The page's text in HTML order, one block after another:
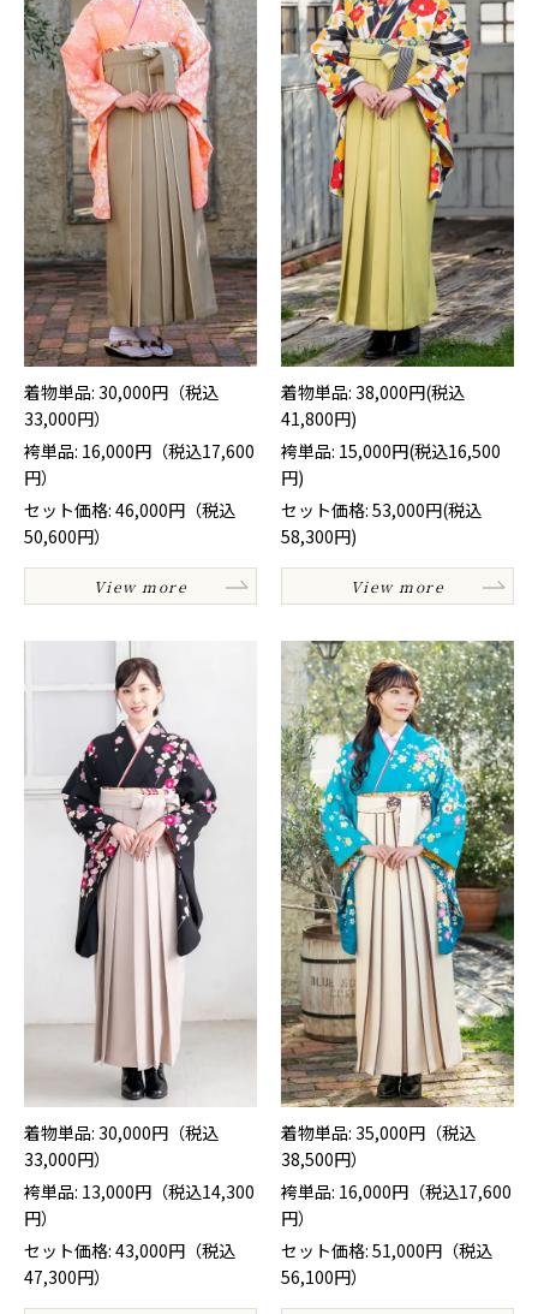
着物単品: 30,000円（税込
33,000円）
袴単品: 16,000円（税込17,600
円）
セット価格: 46,000円（税込
50,600円）
View more
着物単品: 38,000円(税込
41,800円)
袴単品: 15,000円(税込16,500
円)
セット価格: 53,000円(税込
58,300円)
View more
着物単品: 30,000円（税込
33,000円）
袴単品: 13,000円（税込14,300
円）
セット価格: 43,000円（税込
47,300円）
着物単品: 35,000円（税込
38,500円）
袴単品: 16,000円（税込17,600
円）
セット価格: 51,000円（税込
56,100円）